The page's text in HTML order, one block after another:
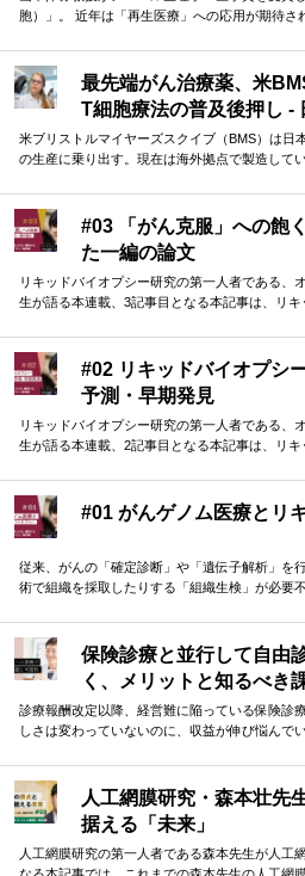
胞）」。 近年は「再生医療」への応用が期待さ
最先端がん治療薬、米
T細胞療法の普及後押し -
米ブリストルマイヤーズスクイブ（BMS）は日
の生産に乗り出す。現在は海外拠点で製造して
#03 「がん克服」への飽
た一編の論文
リキッドバイオプシー研究の第一人者である、
生が語る本連載、3記事目となる本記事は、リ
#02 リキッドバイオプシ
予測・早期発見
リキッドバイオプシー研究の第一人者である、
生が語る本連載、2記事目となる本記事は、リ
#01 がんゲノム医療とリ
従来、がんの「確定診断」や「遺伝子解析」を
術で組織を採取したりする「組織生検」が必要
保険診療と並行して自由
く、メリットと知るべき
診療報酬改定以降、経営難に陥っている保険診
しさは変わっていないのに、収益が伸び悩んで
人工網膜研究・森本壮
据える「未来」
人工網膜研究の第一人者である森本先生が人工